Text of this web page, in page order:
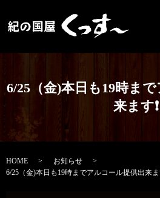
6/25（金)本日も19時ま
来ます❗
HOME
お知らせ
6/25（金)本日も19時までアルコール提供出来ま